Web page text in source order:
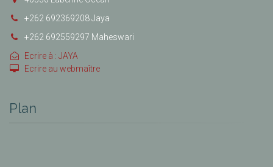
+262 692369208 Jaya
+262 692559297 Maheswari
Ecrire à : JAYA
Ecrire au webmaître
Plan